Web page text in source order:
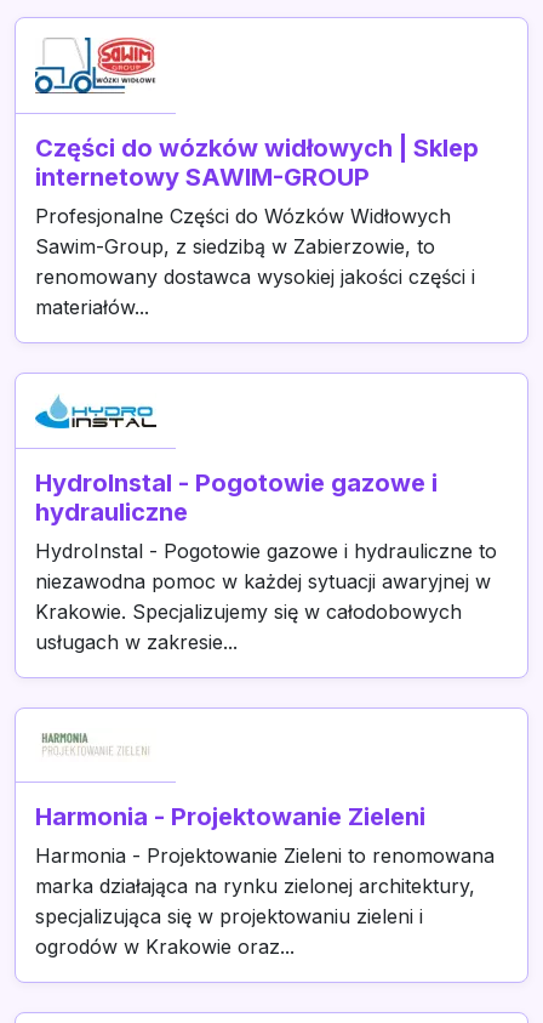
Części do wózków widłowych | Sklep
internetowy SAWIM-GROUP
Profesjonalne Części do Wózków Widłowych
Sawim-Group, z siedzibą w Zabierzowie, to
renomowany dostawca wysokiej jakości części i
materiałów...
HydroInstal - Pogotowie gazowe i
hydrauliczne
HydroInstal - Pogotowie gazowe i hydrauliczne to
niezawodna pomoc w każdej sytuacji awaryjnej w
Krakowie. Specjalizujemy się w całodobowych
usługach w zakresie...
Harmonia - Projektowanie Zieleni
Harmonia - Projektowanie Zieleni to renomowana
marka działająca na rynku zielonej architektury,
specjalizująca się w projektowaniu zieleni i
ogrodów w Krakowie oraz...